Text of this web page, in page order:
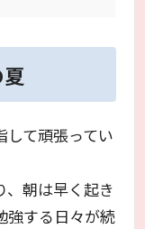
して頑張ってい
、朝は早く起き
強する日々が続